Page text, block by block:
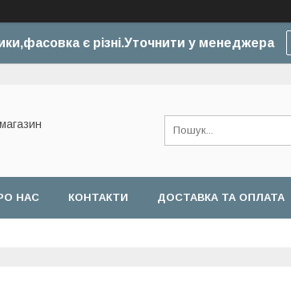
є різні.Уточнити у менеджера
НАС КОНТАКТИ ДОСТАВКА ТА ОПЛАТА